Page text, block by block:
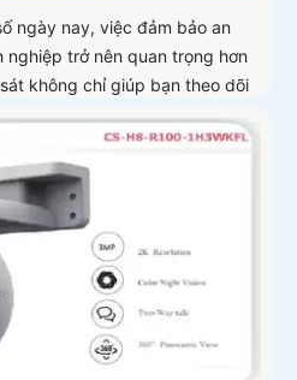
ngày nay, việc đảm bảo an
nghiệp trở nên quan trọng hơn
không chỉ giúp bạn theo dõi
còn mang lại sự an tâm cho